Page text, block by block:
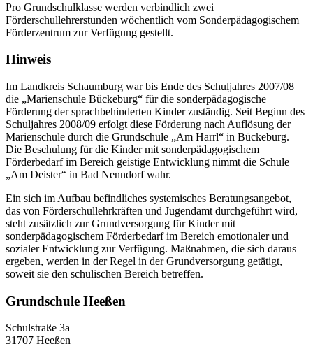
Pro Grundschulklasse werden verbindlich zwei
Förderschullehrerstunden wöchentlich vom Sonderpädagogischem
Förderzentrum zur Verfügung gestellt.
Hinweis
Im Landkreis Schaumburg war bis Ende des Schuljahres 2007/08
die „Marienschule Bückeburg“ für die sonderpädagogische
Förderung der sprachbehinderten Kinder zuständig. Seit Beginn des
Schuljahres 2008/09 erfolgt diese Förderung nach Auflösung der
Marienschule durch die Grundschule „Am Harrl“ in Bückeburg.
Die Beschulung für die Kinder mit sonderpädagogischem
Förderbedarf im Bereich geistige Entwicklung nimmt die Schule
„Am Deister“ in Bad Nenndorf wahr.
Ein sich im Aufbau befindliches systemisches Beratungsangebot,
das von Förderschullehrkräften und Jugendamt durchgeführt wird,
steht zusätzlich zur Grundversorgung für Kinder mit
sonderpädagogischem Förderbedarf im Bereich emotionaler und
sozialer Entwicklung zur Verfügung. Maßnahmen, die sich daraus
ergeben, werden in der Regel in der Grundversorgung getätigt,
soweit sie den schulischen Bereich betreffen.
Grundschule Heeßen
Schulstraße 3a
31707 Heeßen